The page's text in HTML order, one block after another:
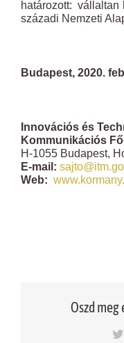
határozott: vállaltan
századi Nemzeti
Budapest, 2020.
Innovációs és
Kommunikációs
H-1055 Budapest,
E-mail:
Web:
Oszd